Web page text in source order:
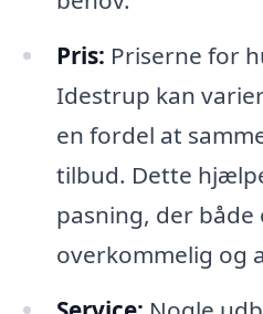
Pris: Priserne for
Idestrup kan
en fordel at
tilbud. Dette
pasning, der
overkommelig og